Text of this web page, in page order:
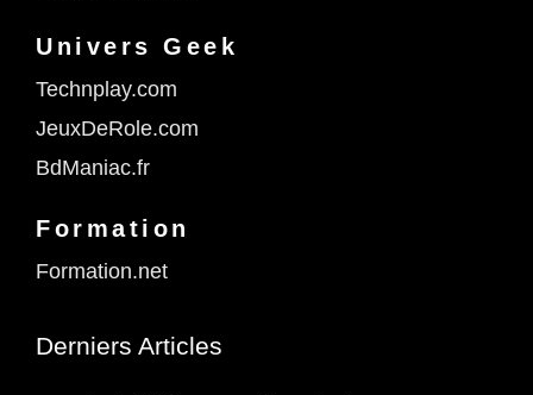
Univers Geek
Technplay.com
JeuxDeRole.com
BdManiac.fr
Formation
Formation.net
Derniers Articles